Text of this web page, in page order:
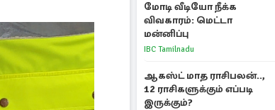
மோடி வீடியோ நீக்க
விவகாரம்: மெட்டா
மன்னிப்பு
IBC Tamilnadu
ஆகஸ்ட் மாத ராசிபலன்..,
12 ராசிகளுக்கும் எப்படி
இருக்கும்?